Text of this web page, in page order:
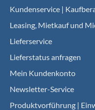
Kundenservice |
Leasing, Mietkauf und
Lieferservice
Lieferstatus anfragen
Mein Kundenkonto
Newsletter-Service
Produktvorführung |